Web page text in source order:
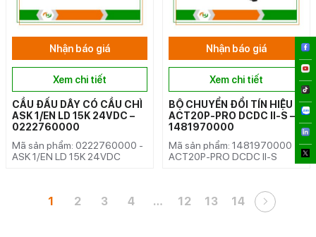
Nhận báo giá
Xem chi tiết
CẦU ĐẤU DÂY CÓ CẦU CHÌ
ASK 1/EN LD 15K 24VDC –
0222760000
Mã sản phẩm: 0222760000 -
ASK 1/EN LD 15K 24VDC
Nhận báo giá
Xem chi tiết
BỘ CHUYỂN ĐỔI TÍN HIỆU
ACT20P-PRO DCDC II-S –
1481970000
Mã sản phẩm: 1481970000 -
ACT20P-PRO DCDC II-S
1 2 3 4 … 12 13 14